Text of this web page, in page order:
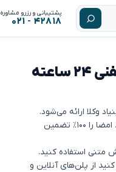
پشتیبانی و رزرو مشاوره
۴۲۸۱۸ - ۰۲۱
مشاوره حقوقی سفته سفید امضا: آنلاین و تلفنی ۲۴ ساعته
بنیاد وکلا کیفیت کلیه مشاوره‌های تلفنی و آنلاین (چت) در مورد سفته سفید امضا را ۱۰۰٪ تضمین
متنی استفاده کنید.
از پلن‌های آنلاین و